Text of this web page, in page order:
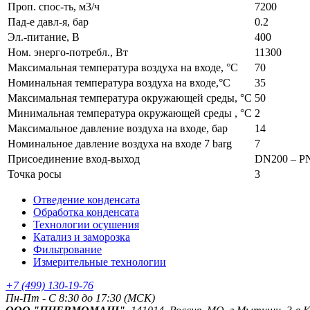
Проп. спос-ть, м3/ч
7200
Пад-е давл-я, бар
0.2
Эл.-питание, В
400
Ном. энерго-потребл., Вт
11300
Максимальная температура воздуха на входе, °C
70
Номинальная температура воздуха на входе,°C
35
Максимальная температура окружающей среды, °C 50
Минимальная температура окружающей среды , °C 2
Максимальное давление воздуха на входе, бар
14
Номинальное давление воздуха на входе 7 barg
7
Присоединение вход-выход
DN200 –
Точка росы
3
Отведение конденсата
Обработка конденсата
Технологии осушения
Катализ и заморозка
Фильтрование
Измерительные технологии
+7 (499) 130-19-76
Пн-Пт - C 8:30 до 17:30 (МСК)